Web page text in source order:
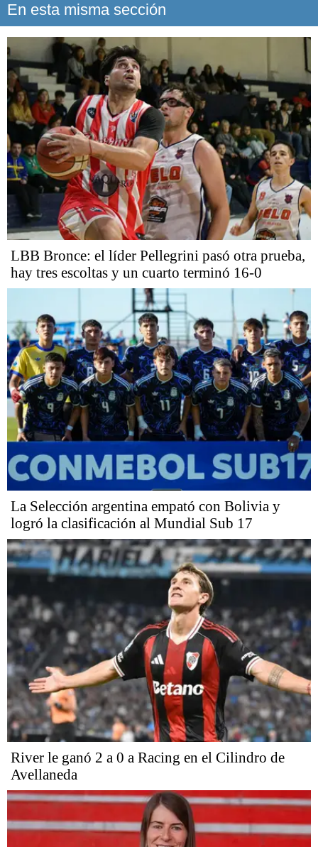
En esta misma sección
LBB Bronce: el líder Pellegrini pasó otra prueba,
hay tres escoltas y un cuarto terminó 16-0
La Selección argentina empató con Bolivia y
logró la clasificación al Mundial Sub 17
River le ganó 2 a 0 a Racing en el Cilindro de
Avellaneda